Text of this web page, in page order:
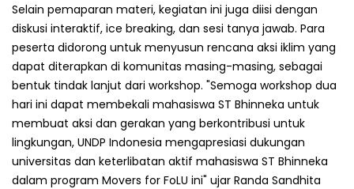
Selain pemaparan materi, kegiatan ini juga diisi dengan
diskusi interaktif, ice breaking, dan sesi tanya jawab. Para
peserta didorong untuk menyusun rencana aksi iklim yang
dapat diterapkan di komunitas masing-masing, sebagai
bentuk tindak lanjut dari workshop. "Semoga workshop dua
hari ini dapat membekali mahasiswa ST Bhinneka untuk
membuat aksi dan gerakan yang berkontribusi untuk
lingkungan, UNDP Indonesia mengapresiasi dukungan
universitas dan keterlibatan aktif mahasiswa ST Bhinneka
dalam program Movers for FoLU ini" ujar Randa Sandhita